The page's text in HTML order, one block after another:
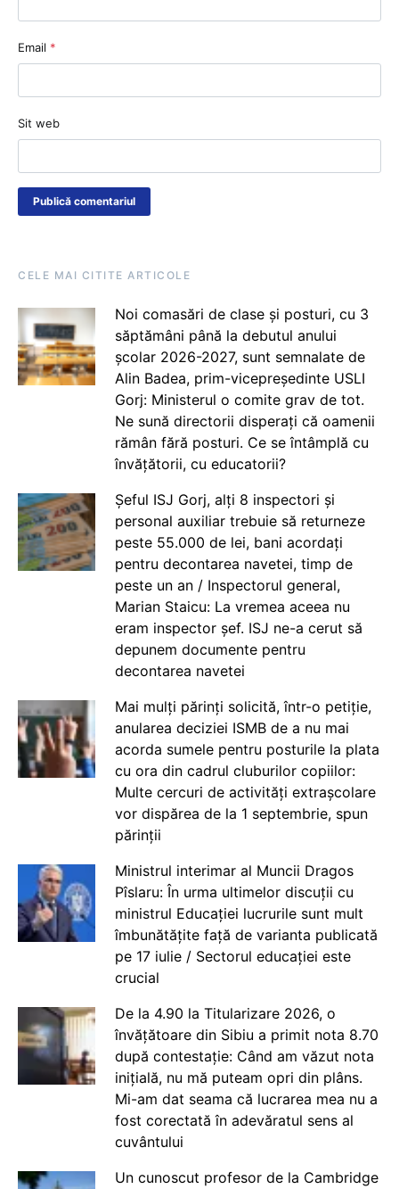
Email *
Sit web
CELE MAI CITITE ARTICOLE
Noi comasări de clase și posturi, cu 3
săptămâni până la debutul anului
școlar 2026-2027, sunt semnalate de
Alin Badea, prim-vicepreședinte USLI
Gorj: Ministerul o comite grav de tot.
Ne sună directorii disperați că oamenii
rămân fără posturi. Ce se întâmplă cu
învățătorii, cu educatorii?
Șeful ISJ Gorj, alți 8 inspectori și
personal auxiliar trebuie să returneze
peste 55.000 de lei, bani acordați
pentru decontarea navetei, timp de
peste un an / Inspectorul general,
Marian Staicu: La vremea aceea nu
eram inspector șef. ISJ ne-a cerut să
depunem documente pentru
decontarea navetei
Mai mulți părinți solicită, într-o petiție,
anularea deciziei ISMB de a nu mai
acorda sumele pentru posturile la plata
cu ora din cadrul cluburilor copiilor:
Multe cercuri de activități extrașcolare
vor dispărea de la 1 septembrie, spun
părinții
Ministrul interimar al Muncii Dragos
Pîslaru: În urma ultimelor discuții cu
ministrul Educației lucrurile sunt mult
îmbunătățite față de varianta publicată
pe 17 iulie / Sectorul educației este
crucial
De la 4.90 la Titularizare 2026, o
învățătoare din Sibiu a primit nota 8.70
după contestație: Când am văzut nota
inițială, nu mă puteam opri din plâns.
Mi-am dat seama că lucrarea mea nu a
fost corectată în adevăratul sens al
cuvântului
Un cunoscut profesor de la Cambridge